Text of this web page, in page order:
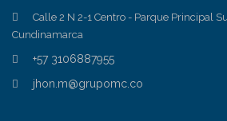
Calle 2 N 2-1 Centro - Parque Principal
Cundinamarca
+57 3106887955
jhon.m@grupomc.co